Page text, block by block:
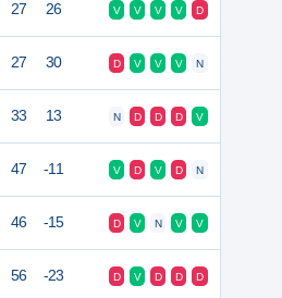
27 26 V V V V D
27 30 D V V V N
33 13 N D D D V
47 -11 V D V D N
46 -15 D V N V V
56 -23 D V D D D